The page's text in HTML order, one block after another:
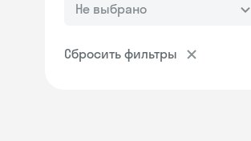
Не выбрано
Сбросить фильтры